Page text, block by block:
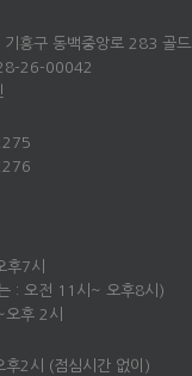
기흥구 동백중앙로 283 골
26-00042
7시
: 오전 11시~ 오후8시)
후 2시
2시 (점심시간 없이)